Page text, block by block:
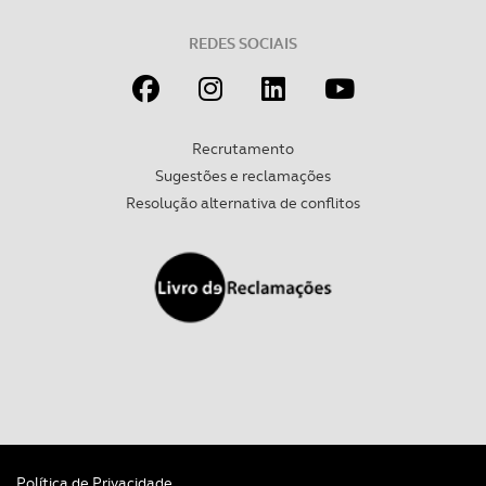
REDES SOCIAIS
Recrutamento
Sugestões e reclamações
Resolução alternativa de conflitos